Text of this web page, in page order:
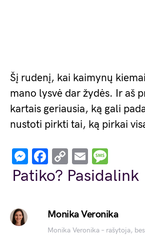
Šį rudenį, kai kaimynų
mano lysvė dar žydės. Ir aš
kartais geriausia, ką gali
nustoti pirkti tai, ką pirkai
Messenger
Facebook
Copy
Link
Email
Patiko? Pasidalink
Monika Veronika
Monika Veronika – rašytoja,